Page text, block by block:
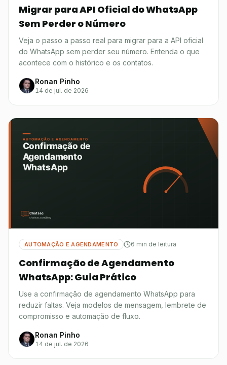
Migrar para API Oficial do WhatsApp
Sem Perder o Número
Veja o passo a passo real para migrar para a API oficial
do WhatsApp sem perder seu número. Entenda o que
acontece com o histórico e os contatos.
Ronan Pinho
14 de jul. de 2026
AUTOMAÇÃO E AGENDAMENTO 6 min de leitura
Confirmação de Agendamento
WhatsApp: Guia Prático
Use a confirmação de agendamento WhatsApp para
reduzir faltas. Veja modelos de mensagem, lembrete de
compromisso e automação de fluxo.
Ronan Pinho
14 de jul. de 2026